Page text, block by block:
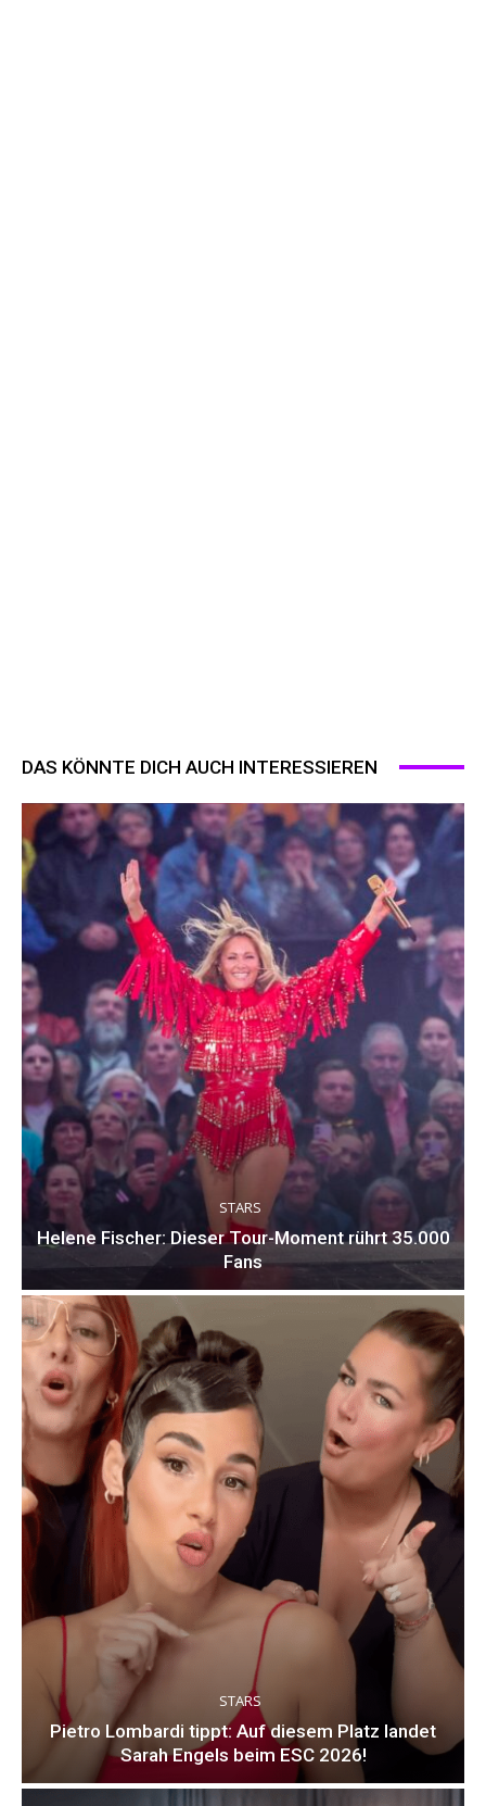
DAS KÖNNTE DICH AUCH INTERESSIEREN
STARS
Helene Fischer: Dieser Tour-Moment rührt 35.000
Fans
STARS
Pietro Lombardi tippt: Auf diesem Platz landet
Sarah Engels beim ESC 2026!